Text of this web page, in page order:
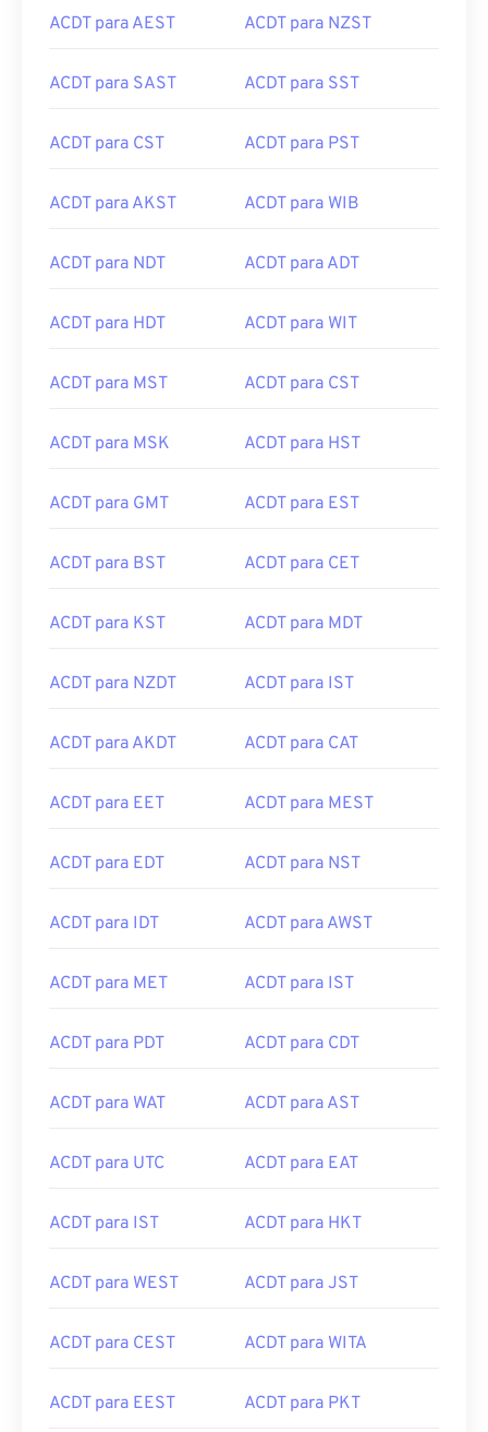
ACDT para AEST ACDT para NZST
ACDT para SAST ACDT para SST
ACDT para CST ACDT para PST
ACDT para AKST ACDT para WIB
ACDT para NDT ACDT para ADT
ACDT para HDT ACDT para WIT
ACDT para MST ACDT para CST
ACDT para MSK ACDT para HST
ACDT para GMT ACDT para EST
ACDT para BST ACDT para CET
ACDT para KST ACDT para MDT
ACDT para NZDT ACDT para IST
ACDT para AKDT ACDT para CAT
ACDT para EET ACDT para MEST
ACDT para EDT ACDT para NST
ACDT para IDT ACDT para AWST
ACDT para MET ACDT para IST
ACDT para PDT ACDT para CDT
ACDT para WAT ACDT para AST
ACDT para UTC ACDT para EAT
ACDT para IST ACDT para HKT
ACDT para WEST ACDT para JST
ACDT para CEST ACDT para WITA
ACDT para EEST ACDT para PKT